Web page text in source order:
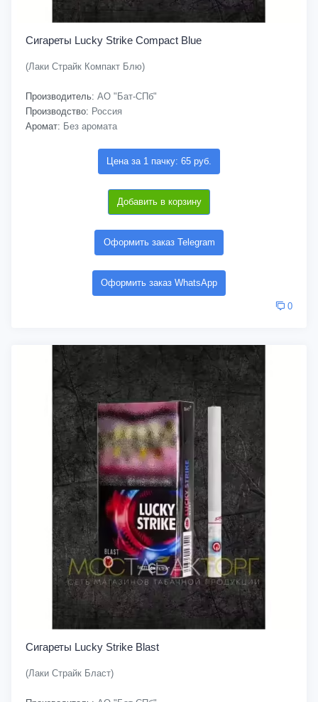
Сигареты Lucky Strike Compact Blue
(Лаки Страйк Компакт Блю)
Производитель: АО "Бат-СПб"
Производство: Россия
Аромат: Без аромата
Цена за 1 пачку: 65 руб.
Добавить в корзину
Оформить заказ Telegram
Оформить заказ WhatsApp
0
Сигареты Lucky Strike Blast
(Лаки Страйк Бласт)